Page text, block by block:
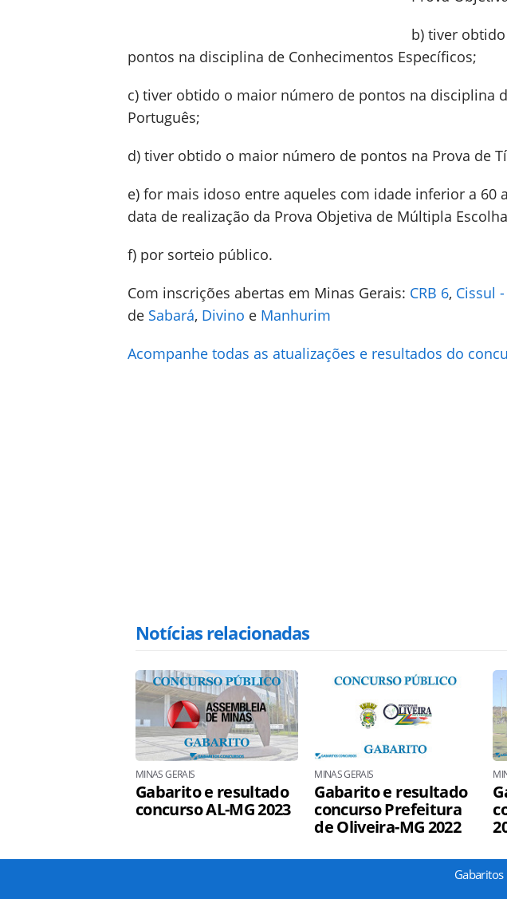
b) tiver
pontos na disciplina de Conhecimentos Específicos;
c) tiver obtido o maior número de pontos na disciplina
Português;
d) tiver obtido o maior número de pontos na Prova de
e) for mais idoso entre aqueles com idade inferior a 60
data de realização da Prova Objetiva de Múltipla
f) por sorteio público.
Com inscrições abertas em Minas Gerais: CRB 6, Cissul
de Sabará, Divino e Manhurim
Acompanhe todas as atualizações e resultados do
Notícias relacionadas
MINAS GERAIS
Gabarito e resultado
concurso AL-MG 2023
MINAS GERAIS
Gabarito e resultado
concurso Prefeitura
de Oliveira-MG 2022
Gabaritos